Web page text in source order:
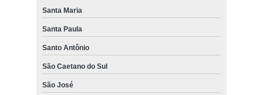
Santa Maria
Santa Paula
Santo Antônio
São Caetano do Sul
São José